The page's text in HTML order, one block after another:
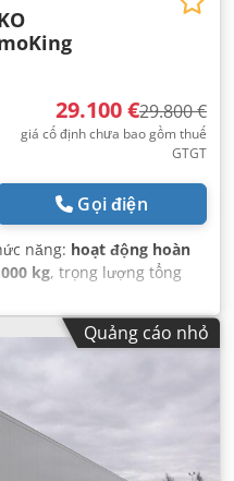
29.100 €29.800 €
giá cố định chưa bao gồm thuế
GTGT
Gọi điện
năng: hoạt động hoàn
kg, trọng lượng tổng
trục
mm, tổng chiều rộng:
khí, màu sắc:trắng, Năm
Quảng cáo nhỏ